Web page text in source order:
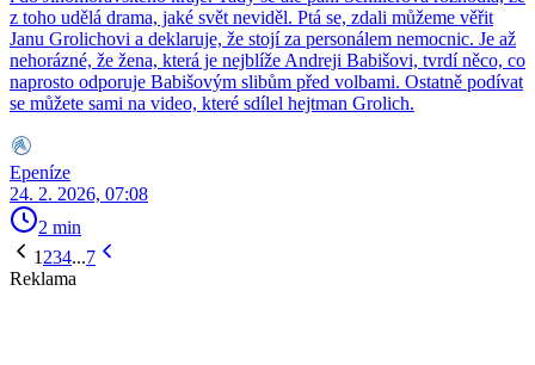
z toho udělá drama, jaké svět neviděl. Ptá se, zdali můžeme věřit
Janu Grolichovi a deklaruje, že stojí za personálem nemocnic. Je až
nehorázné, že žena, která je nejblíže Andreji Babišovi, tvrdí něco, co
naprosto odporuje Babišovým slibům před volbami. Ostatně podívat
se můžete sami na video, které sdílel hejtman Grolich.
Epeníze
24. 2. 2026, 07:08
2 min
1 234...7
Reklama